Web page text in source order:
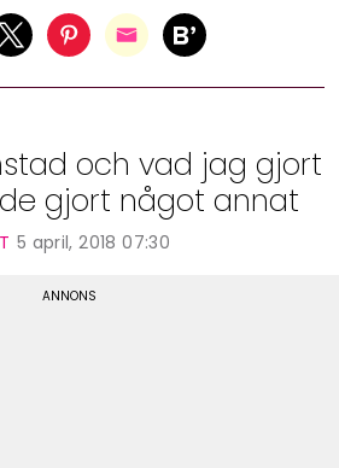
och vad jag gjort
gjort något annat
5 april, 2018 07:30